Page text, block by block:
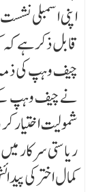
اپنی اسمبلی
چیف وہپ کی
نے چیف وہپ
شمولیت
ریاستی سرکار